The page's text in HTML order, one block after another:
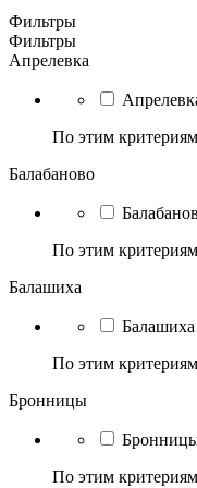
Фильтры
Фильтры
Апрелевка
По этим
Балабаново
По этим
Балашиха
Балашиха
По этим
Бронницы
По этим